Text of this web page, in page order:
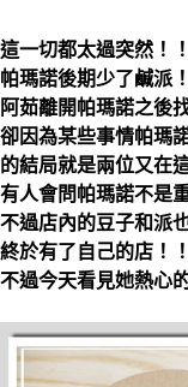
這一切都太過突然！
帕瑪諾後期少了鹹
阿茹離開帕瑪諾之後
卻因為某些事情帕瑪
的結局就是兩位又在
有人會問帕瑪諾不是
不過店內的豆子和派
終於有了自己的店！
不過今天看見她熱心